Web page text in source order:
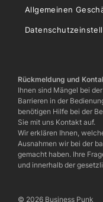
Allgemeinen
Rückmeldung und
Ihnen sind Mängel bei
Barrieren in der
benötigen Hilfe bei der
Sie mit uns Kontakt auf.
Wir erklären Ihnen,
Ausnahmen wir bei der
gemacht haben. Ihre
und innerhalb der
© 2026 Business Punk